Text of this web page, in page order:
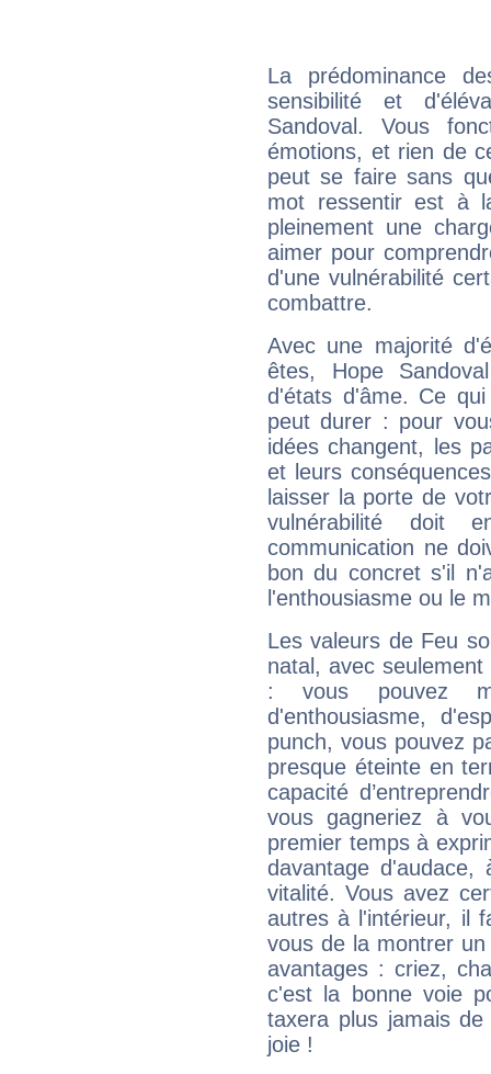
La prédominance
sensibilité et
Sandoval. Vous
émotions, et rien de
peut se faire sans
mot ressentir est à
pleinement une
aimer pour
d'une vulnérabilité
combattre.
Avec une majorité
êtes, Hope
d'états d'âme. Ce
peut durer : pour
idées changent, les
et leurs
laisser la porte de
vulnérabilité doit
communication ne
bon du concret s'il
l'enthousiasme ou le
Les valeurs de Feu
natal, avec
: vous pouvez
d'enthousiasme,
punch, vous pouvez
presque éteinte en
capacité
vous gagneriez à
premier temps à
davantage
vitalité. Vous avez
autres à l'intérieur, il
vous de la montrer
avantages : criez,
c'est la bonne voie
taxera plus jamais
joie !